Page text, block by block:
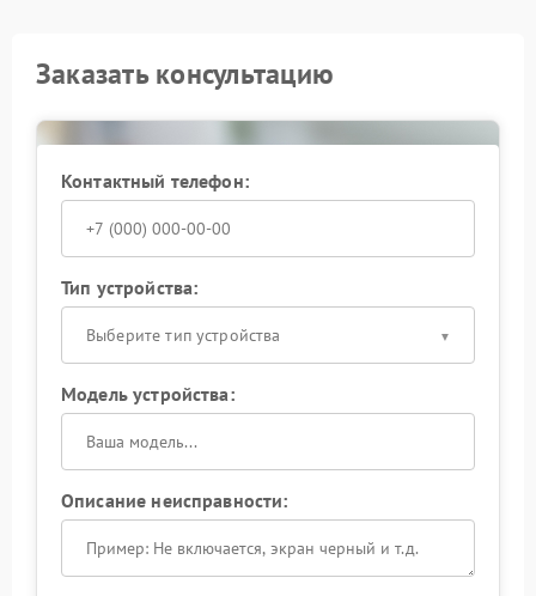
Заказать консультацию
Контактный телефон:
Тип устройства:
Выберите тип устройства
Модель устройства:
Описание неисправности: